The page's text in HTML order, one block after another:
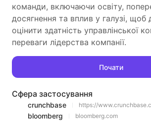
команди, включаючи освіту,
досягнення та вплив у галузі, щоб
оцінити здатність управлінської
переваги лідерства компанії.
Почати
Сфера застосування
crunchbase https://
bloomberg bloomberg.com